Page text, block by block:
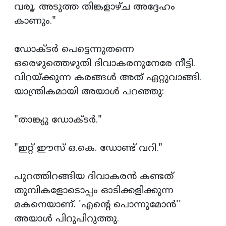
വരൂ. അടുത്ത തിങ്കളാഴ്ച അദ്ദേഹം
കാണും."
ഡോക്ടര്‍ പെട്ടെന്നുതന്നെ
ഒരെഴുത്തെഴുതി ദിവാകരനുനേരേ നീട്ടി.
വിറയ്ക്കുന്ന കരങ്ങള്‍ അത് ഏറ്റുവാങ്ങി.
യാന്ത്രികമായി അയാള്‍ പറഞ്ഞു:
"താങ്ക്യു ഡോക്ടര്‍."
"ഇറ്റ്‌ ഈസ്‌ ഒ.കെ. ഡോണ്ട് വറി."
പുറത്തിറങ്ങിയ ദിവാകരന്‍ കണ്ടത്
തുമ്പികളോടൊപ്പം ഓടിക്കളിക്കുന്ന
മകനെയാണ്. 'എന്‍റെ പൊന്നുമോന്‍'‍'
അയാള്‍ പിറുപിറുത്തു.